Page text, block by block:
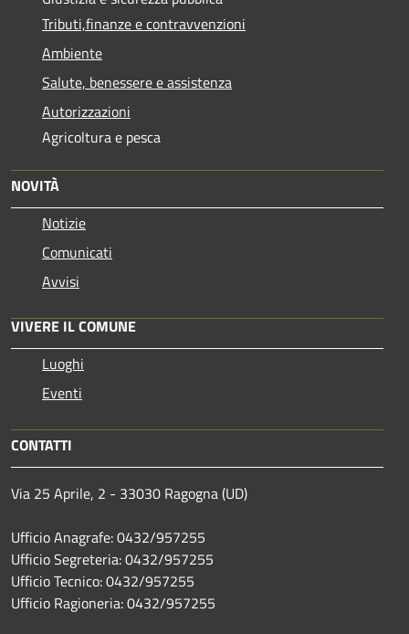
Tributi,finanze e contravvenzioni
Ambiente
Salute, benessere e assistenza
Autorizzazioni
Agricoltura e pesca
NOVITÀ
Notizie
Comunicati
Avvisi
VIVERE IL COMUNE
Luoghi
Eventi
CONTATTI
Via 25 Aprile, 2 - 33030 Ragogna (UD)
Ufficio Anagrafe: 0432/957255
Ufficio Segreteria: 0432/957255
Ufficio Tecnico: 0432/957255
Ufficio Ragioneria: 0432/957255